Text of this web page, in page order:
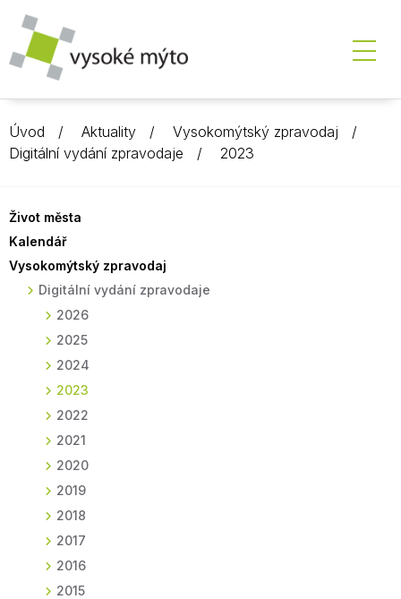
Úvod Aktuality
Vysokomýtský zpravodaj
Digitální vydání zpravodaje
2023
Život města
Kalendář
Vysokomýtský zpravodaj
Digitální vydání zpravodaje
2026
2025
2024
2023
2022
2021
2020
2019
2018
2017
2016
2015